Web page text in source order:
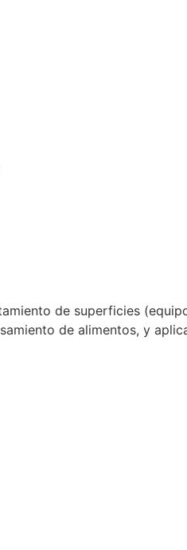
de superficies
de alimentos, y